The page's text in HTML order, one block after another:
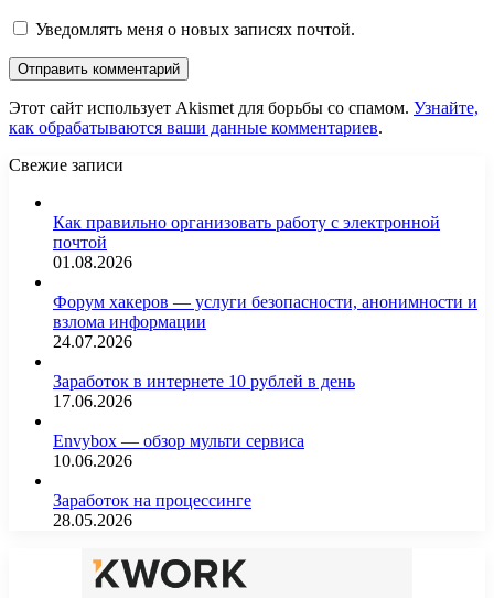
Уведомлять меня о новых записях почтой.
Этот сайт использует Akismet для борьбы со спамом. Узнайте,
как обрабатываются ваши данные комментариев.
Свежие записи
Как правильно организовать работу с электронной
почтой
01.08.2026
Форум хакеров — услуги безопасности, анонимности и
взлома информации
24.07.2026
Заработок в интернете 10 рублей в день
17.06.2026
Envybox — обзор мульти сервиса
10.06.2026
Заработок на процессинге
28.05.2026